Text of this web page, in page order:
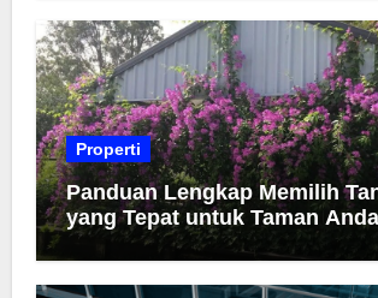
Properti
Panduan Lengkap Memilih
yang Tepat untuk Taman Anda